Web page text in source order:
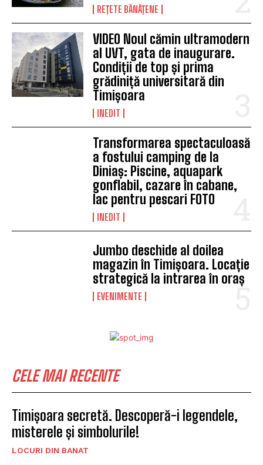
REȚETE BĂNĂȚENE
VIDEO Noul cămin ultramodern
al UVT, gata de inaugurare.
Condiții de top și prima
grădiniță universitară din
Timișoara
INEDIT
Transformarea spectaculoasă
a fostului camping de la
Diniaș: Piscine, aquapark
gonflabil, cazare în cabane,
lac pentru pescari FOTO
INEDIT
Jumbo deschide al doilea
magazin în Timișoara. Locație
strategică la intrarea în oraș
EVENIMENTE
CELE MAI RECENTE
Timișoara secretă. Descoperă-i legendele,
misterele și simbolurile!
LOCURI DIN BANAT